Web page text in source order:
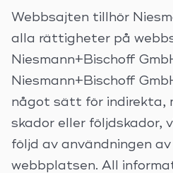
Webbsajten tillhör
alla rättigheter på
Niesmann+Bischoff
Niesmann+Bischoff
något sätt för indirekta,
skador eller följdskador,
följd av användningen
webbplatsen. All